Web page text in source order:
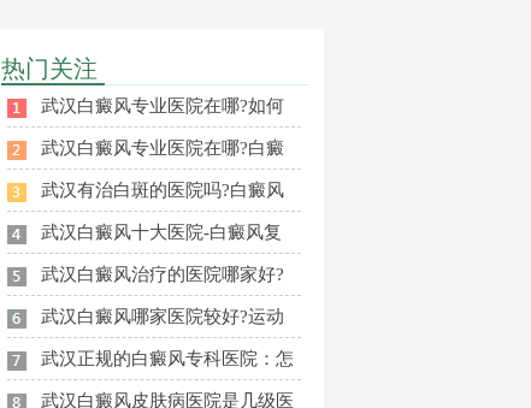
热门关注
武汉白癜风专业医院在哪?如何
武汉白癜风专业医院在哪?白癜
武汉有治白斑的医院吗?白癜风
武汉白癜风十大医院-白癜风复
武汉白癜风治疗的医院哪家好?
武汉白癜风哪家医院较好?运动
武汉正规的白癜风专科医院：怎
武汉白癜风皮肤病医院是几级医